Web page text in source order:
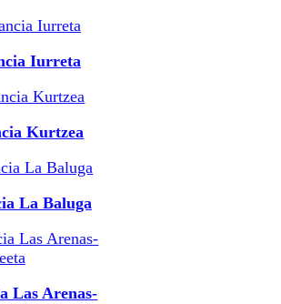
Iurreta
Kurtzea
La Baluga
Las Arenas-